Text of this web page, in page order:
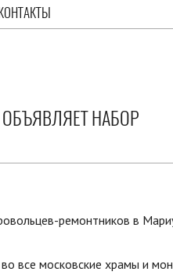
НАБОР
все московские храмы и